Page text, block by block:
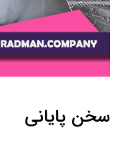
سخن پایانی